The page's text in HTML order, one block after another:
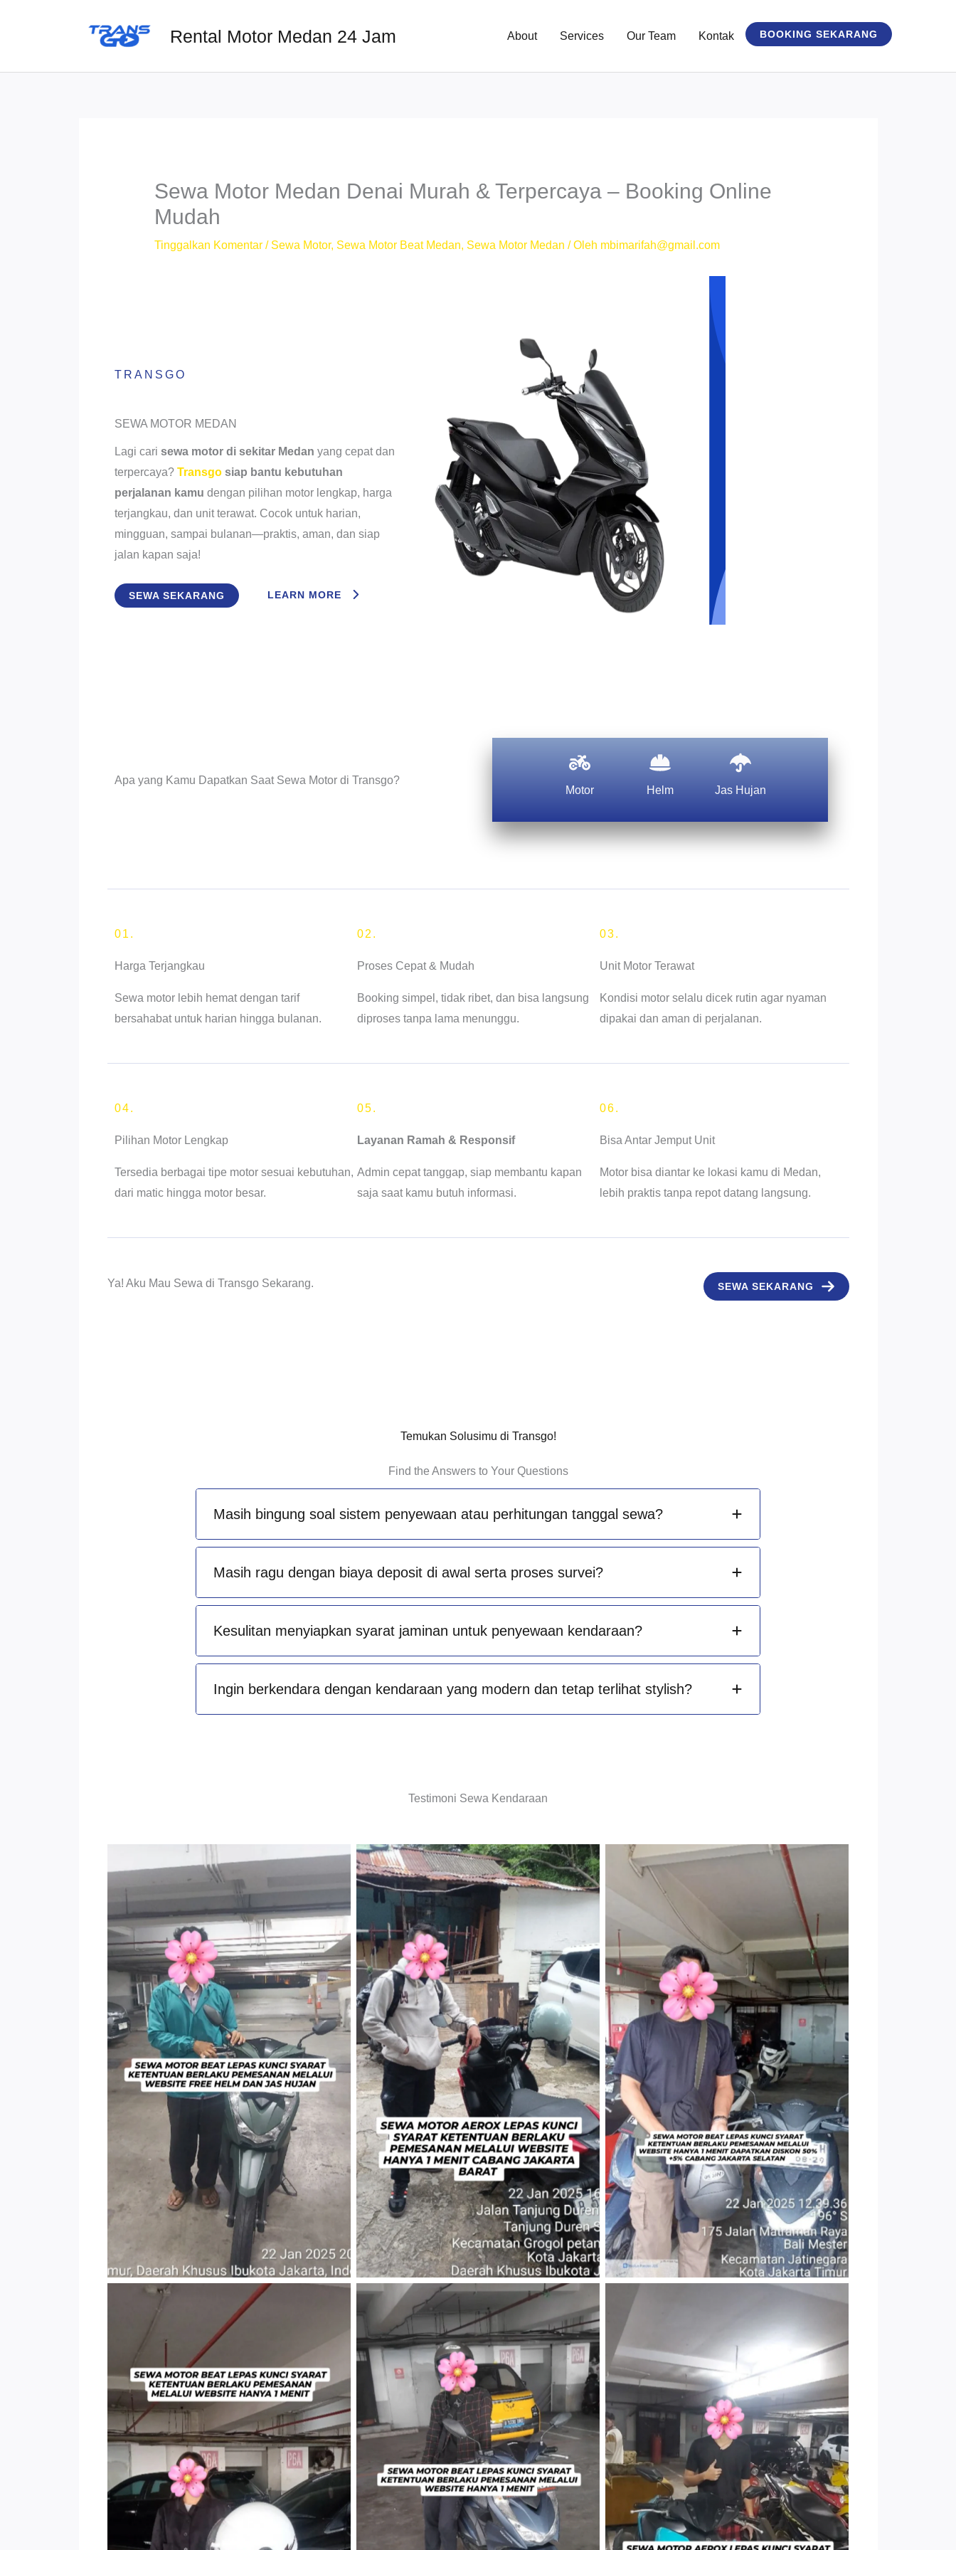
Rental Motor Medan 24 Jam About Services Our Team Kontak BOOKING SEKARANG
Sewa Motor Medan Denai Murah & Terpercaya – Booking Online
Mudah
Tinggalkan Komentar / Sewa Motor, Sewa Motor Beat Medan, Sewa Motor Medan / Oleh mbimarifah@gmail.com
TRANSGO
SEWA MOTOR MEDAN
Lagi cari sewa motor di sekitar Medan yang cepat dan
terpercaya? Transgosiap bantu kebutuhan
perjalanan kamu dengan pilihan motor lengkap, harga
terjangkau, dan unit terawat. Cocok untuk harian,
mingguan, sampai bulanan—praktis, aman, dan siap
jalan kapan saja!
SEWA SEKARANG LEARN MORE
Apa yang Kamu Dapatkan Saat Sewa Motor di Transgo?
Motor
Helm Jas Hujan
01.
Harga Terjangkau
Sewa motor lebih hemat dengan tarif
bersahabat untuk harian hingga bulanan.
02.
Proses Cepat & Mudah
Booking simpel, tidak ribet, dan bisa langsung
diproses tanpa lama menunggu.
03.
Unit Motor Terawat
Kondisi motor selalu dicek rutin agar nyaman
dipakai dan aman di perjalanan.
04.
Pilihan Motor Lengkap
Tersedia berbagai tipe motor sesuai kebutuhan,
dari matic hingga motor besar.
05.
Layanan Ramah & Responsif
Admin cepat tanggap, siap membantu kapan
saja saat kamu butuh informasi.
06.
Bisa Antar Jemput Unit
Motor bisa diantar ke lokasi kamu di Medan,
lebih praktis tanpa repot datang langsung.
Ya! Aku Mau Sewa di Transgo Sekarang. SEWA SEKARANG
Temukan Solusimu di Transgo!
Find the Answers to Your Questions
Masih bingung soal sistem penyewaan atau perhitungan tanggal sewa?
Masih ragu dengan biaya deposit di awal serta proses survei?
Kesulitan menyiapkan syarat jaminan untuk penyewaan kendaraan?
Ingin berkendara dengan kendaraan yang modern dan tetap terlihat stylish?
Testimoni Sewa Kendaraan
TNo Caption TNo Caption TNo Caption
TNo Caption TNo Caption TNo Caption